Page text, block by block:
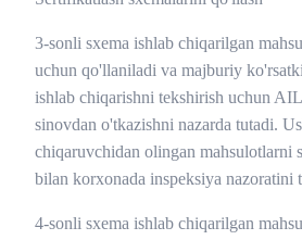
3-sonli sxema ishlab chiqarilgan
uchun qo'llaniladi va majburiy
ishlab chiqarishni tekshirish uchun
sinovdan o'tkazishni nazarda tutadi.
chiqaruvchidan olingan mahsulotlarni
bilan korxonada inspeksiya nazoratini
4-sonli sxema ishlab chiqarilgan